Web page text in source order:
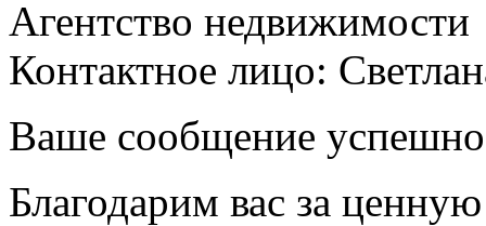
Агентство недвижимости
Контактное лицо:
Ваше сообщение успешно
Благодарим вас за